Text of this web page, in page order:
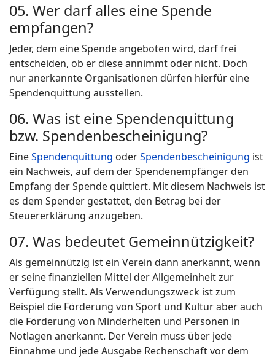
05. Wer darf alles eine Spende
empfangen?
Jeder, dem eine Spende angeboten wird, darf frei
entscheiden, ob er diese annimmt oder nicht. Doch
nur anerkannte Organisationen dürfen hierfür eine
Spendenquittung ausstellen.
06. Was ist eine Spendenquittung
bzw. Spendenbescheinigung?
EineSpendenquittung oderSpendenbescheinigung ist
ein Nachweis, auf dem der Spendenempfänger den
Empfang der Spende quittiert. Mit diesem Nachweis ist
es dem Spender gestattet, den Betrag bei der
Steuererklärung anzugeben.
07. Was bedeutet Gemeinnützigkeit?
Als gemeinnützig ist ein Verein dann anerkannt, wenn
er seine finanziellen Mittel der Allgemeinheit zur
Verfügung stellt. Als Verwendungszweck ist zum
Beispiel die Förderung von Sport und Kultur aber auch
die Förderung von Minderheiten und Personen in
Notlagen anerkannt. Der Verein muss über jede
Einnahme und jede Ausgabe Rechenschaft vor dem